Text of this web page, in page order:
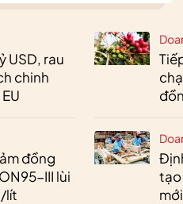
USD, rau
chinh
đồng
III lùi
lít
tạo